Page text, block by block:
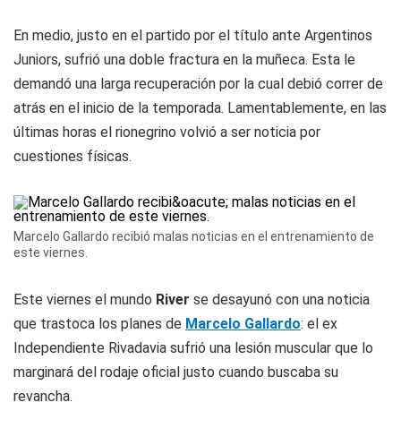
En medio, justo en el partido por el título ante Argentinos
Juniors, sufrió una doble fractura en la muñeca. Esta le
demandó una larga recuperación por la cual debió correr de
atrás en el inicio de la temporada. Lamentablemente, en las
últimas horas el rionegrino volvió a ser noticia por
cuestiones físicas.
Marcelo Gallardo recibió malas noticias en el entrenamiento de
este viernes.
Este viernes el mundo River se desayunó con una noticia
que trastoca los planes de Marcelo Gallardo: el ex
Independiente Rivadavia sufrió una lesión muscular que lo
marginará del rodaje oficial justo cuando buscaba su
revancha.